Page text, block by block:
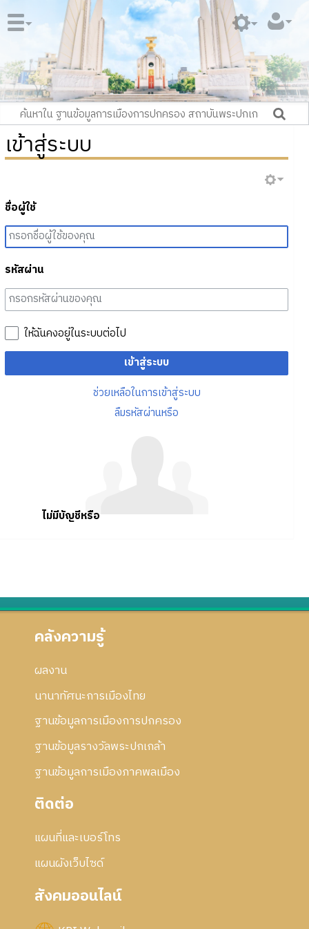
เข้าสู่ระบบ
ชื่อผู้ใช้
รหัสผ่าน
ให้ฉันคงอยู่ในระบบต่อไป
เข้าสู่ระบบ
ช่วยเหลือในการเข้าสู่ระบบ
ลืมรหัสผ่านหรือ
ไม่มีบัญชีหรือ
คลังความรู้
ผลงาน
นานาทัศนะการเมืองไทย
ฐานข้อมูลการเมืองการปกครอง
ฐานข้อมูลรางวัลพระปกเกล้า
ฐานข้อมูลการเมืองภาคพลเมือง
ติดต่อ
แผนที่และเบอร์โทร
แผนผังเว็บไซด์
สังคมออนไลน์